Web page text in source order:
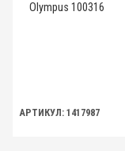
Olympus 100316
АРТИКУЛ: 1417987